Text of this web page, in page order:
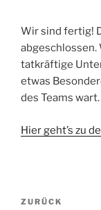
Wir sind fertig!
abgeschlossen.
tatkräftige
etwas
des Teams wart.
Hier geht’s zu
Vorheriger
ZURÜCK